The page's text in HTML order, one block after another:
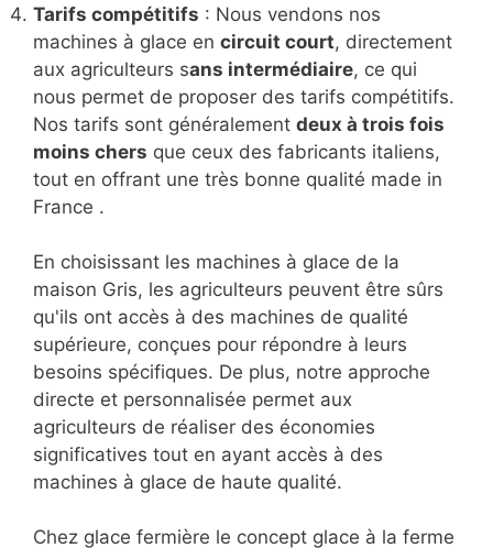
Tarifs compétitifs : Nous vendons nos
machines à glace en circuit court, directement
aux agriculteurs sans intermédiaire, ce qui
nous permet de proposer des tarifs compétitifs.
Nos tarifs sont généralement deux à trois fois
moins chers que ceux des fabricants italiens,
tout en offrant une très bonne qualité made in
France .
En choisissant les machines à glace de la
maison Gris, les agriculteurs peuvent être sûrs
qu'ils ont accès à des machines de qualité
supérieure, conçues pour répondre à leurs
besoins spécifiques. De plus, notre approche
directe et personnalisée permet aux
agriculteurs de réaliser des économies
significatives tout en ayant accès à des
machines à glace de haute qualité.
Chez glace fermière le concept glace à la ferme